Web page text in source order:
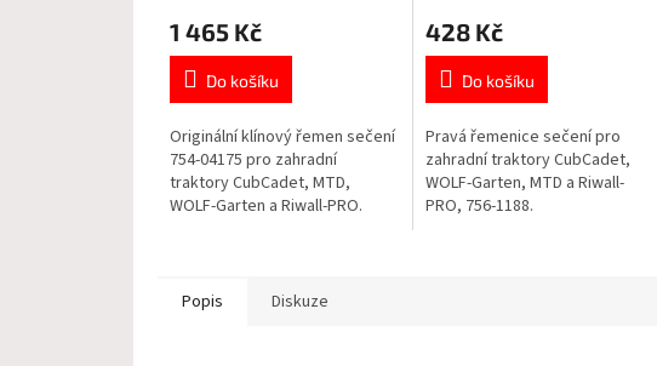
1 465 Kč
Do košíku
Originální klínový řemen sečení
754-04175 pro zahradní
traktory CubCadet, MTD,
WOLF-Garten a Riwall-PRO.
428 Kč
Do košíku
Pravá řemenice sečení pro
zahradní traktory CubCadet,
WOLF-Garten, MTD a Riwall-
PRO, 756-1188.
Popis Diskuze